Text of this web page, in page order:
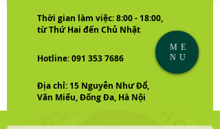
Thời gian làm việc: 8:00 - 18:00,
từ Thứ Hai đến Chủ Nhật
Hotline: 091 353 7686
Địa chỉ: 15 Nguyễn Như Đổ,
Văn Miếu, Đống Đa, Hà Nội
ME
NU